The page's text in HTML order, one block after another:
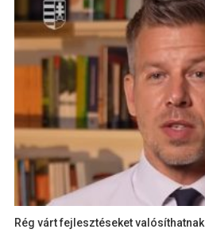
Rég várt fejlesztéseket